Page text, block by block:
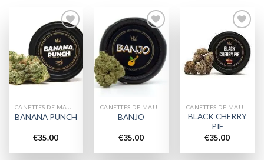
Add to
wishlist
BANANA PUNCH
€35.00
Add to
wishlist
BANJO
€35.00
Add to
wishlist
BLACK CHERRY
PIE
€35.00